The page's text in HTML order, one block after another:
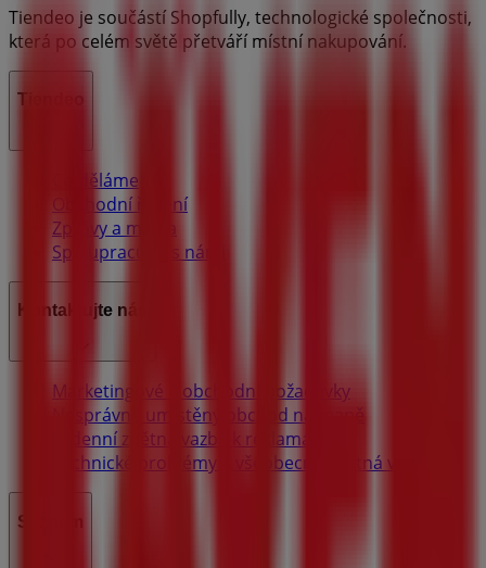
Tiendeo je součástí Shopfully, technologické společnosti,
která po celém světě přetváří místní nakupování.
Tiendeo
Co děláme
Obchodní řešení
Zprávy a média
Spolupracujte s námi
Kontaktujte nás
Marketingové a obchodní požadavky
Nesprávně umístěný obchod na mapě
Týdenní zpětná vazba k reklamám
Technické problémy a všeobecná zpětná vazba
Seznam